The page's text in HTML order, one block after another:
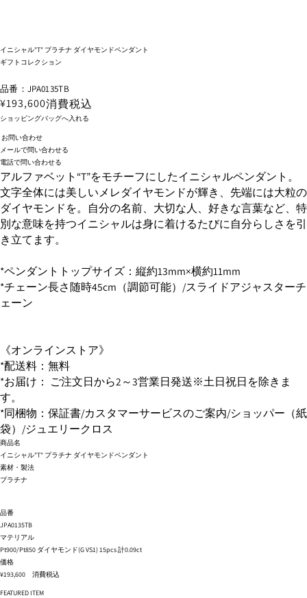
イニシャル"T" プラチナ ダイヤモンドペンダント
ギフトコレクション
品番：JPA0135TB
¥193,600消費税込
ショッピングバッグへ入れる
お問い合わせ
メールで問い合わせる
電話で問い合わせる
アルファベット“T”をモチーフにしたイニシャルペンダント。
文字全体には美しいメレダイヤモンドが輝き、先端には大粒の
ダイヤモンドを。自分の名前、大切な人、好きな言葉など、特
別な意味を持つイニシャルは身に着けるたびに自分らしさを引
き立てます。
*ペンダントトップサイズ：縦約13mm×横約11mm
*チェーン長さ随時45cm（調節可能）/スライドアジャスターチ
ェーン
《オンラインストア》
*配送料：無料
*お届け： ご注文日から2～3営業日発送※土日祝日を除きま
す。
*同梱物：保証書/カスタマーサービスのご案内/ショッパー（紙
袋）/ジュエリークロス
商品名
イニシャル"T" プラチナ ダイヤモンドペンダント
素材・製法
プラチナ
品番
JPA0135TB
マテリアル
Pt900/Pt850 ダイヤモンド(G VS1) 15pcs 計0.09ct
価格
¥193,600 消費税込
FEATURED ITEM